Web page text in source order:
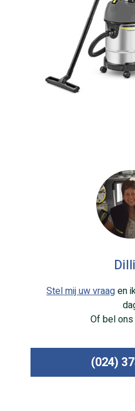
Stel mij uw vraagen
Of bel
(024)